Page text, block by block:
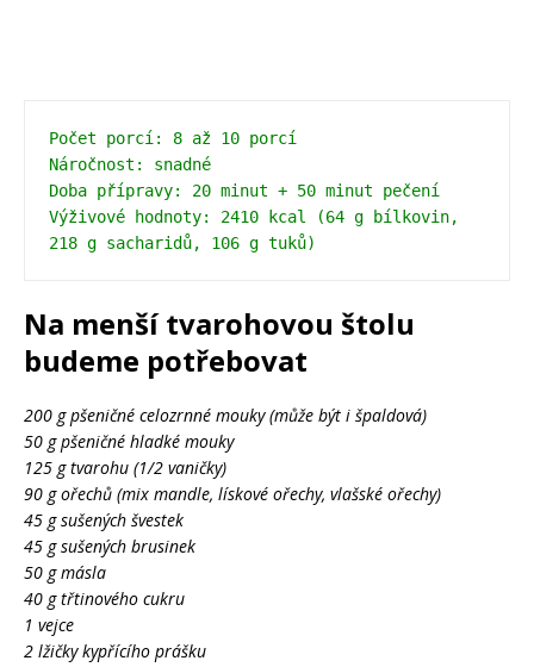
Počet porcí: 8 až 10 porcí
Náročnost: snadné
Doba přípravy: 20 minut + 50 minut pečení
Výživové hodnoty: 2410 kcal (64 g bílkovin,
218 g sacharidů, 106 g tuků)
Na menší tvarohovou štolu
budeme potřebovat
200 g pšeničné celozrnné mouky (může být i špaldová)
50 g pšeničné hladké mouky
125 g tvarohu (1/2 vaničky)
90 g ořechů (mix mandle, lískové ořechy, vlašské ořechy)
45 g sušených švestek
45 g sušených brusinek
50 g másla
40 g třtinového cukru
1 vejce
2 lžičky kypřícího prášku